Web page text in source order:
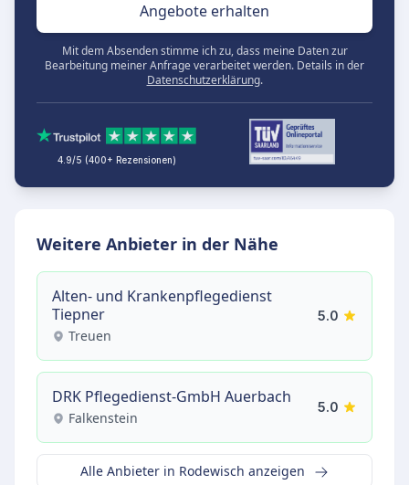
Angebote erhalten
Mit dem Absenden stimme ich zu, dass meine Daten zur
Bearbeitung meiner Anfrage verarbeitet werden. Details in der
Datenschutzerklärung.
4.9/5 (400+ Rezensionen)
Weitere Anbieter in der Nähe
Alten- und Krankenpflegedienst
Tiepner
Treuen
5.0
DRK Pflegedienst-GmbH Auerbach
Falkenstein
5.0
Alle Anbieter in Rodewisch anzeigen